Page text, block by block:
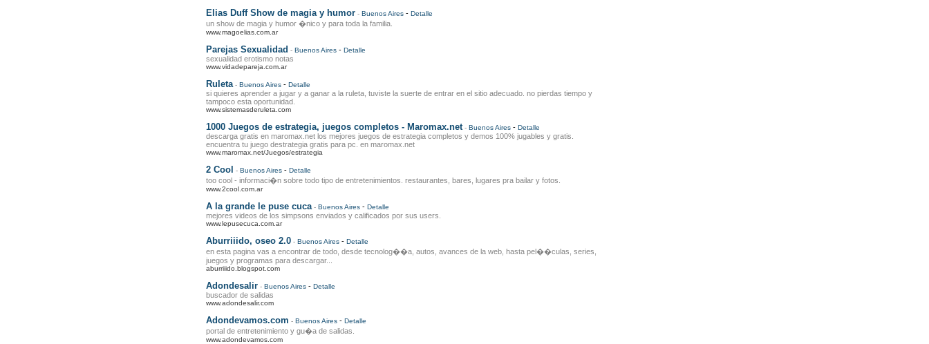
Elias Duff Show de magia y humor - Buenos Aires - Detalle
un show de magia y humor �nico y para toda la familia.
www.magoelias.com.ar
Parejas Sexualidad - Buenos Aires - Detalle
sexualidad erotismo notas
www.vidadepareja.com.ar
Ruleta - Buenos Aires - Detalle
si quieres aprender a jugar y a ganar a la ruleta, tuviste la suerte de entrar en el sitio adecuado. no pierdas tiempo y
tampoco esta oportunidad.
www.sistemasderuleta.com
1000 Juegos de estrategia, juegos completos - Maromax.net - Buenos Aires - Detalle
descarga gratis en maromax.net los mejores juegos de estrategia completos y demos 100% jugables y gratis.
encuentra tu juego destrategia gratis para pc. en maromax.net
www.maromax.net/Juegos/estrategia
2 Cool - Buenos Aires - Detalle
too cool - informaci�n sobre todo tipo de entretenimientos. restaurantes, bares, lugares pra bailar y fotos.
www.2cool.com.ar
A la grande le puse cuca - Buenos Aires - Detalle
mejores videos de los simpsons enviados y calificados por sus users.
www.lepusecuca.com.ar
Aburriiido, oseo 2.0 - Buenos Aires - Detalle
en esta pagina vas a encontrar de todo, desde tecnolog��a, autos, avances de la web, hasta pel��culas, series,
juegos y programas para descargar...
aburriiido.blogspot.com
Adondesalir - Buenos Aires - Detalle
buscador de salidas
www.adondesalir.com
Adondevamos.com - Buenos Aires - Detalle
portal de entretenimiento y gu�a de salidas.
www.adondevamos.com